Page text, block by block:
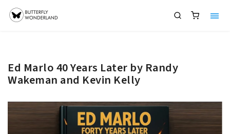
Ed Marlo 40 Years Later by Randy
Wakeman and Kevin Kelly